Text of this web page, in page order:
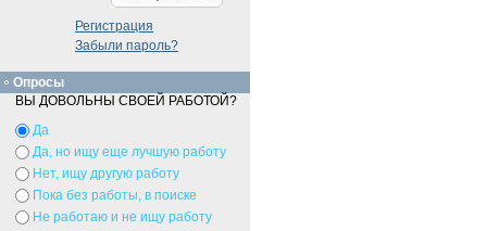
Регистрация
Забыли пароль?
Опросы
ВЫ ДОВОЛЬНЫ СВОЕЙ РАБОТОЙ?
Да
Да, но ищу еще лучшую работу
Нет, ищу другую работу
Пока без работы, в поиске
Не работаю и не ищу работу